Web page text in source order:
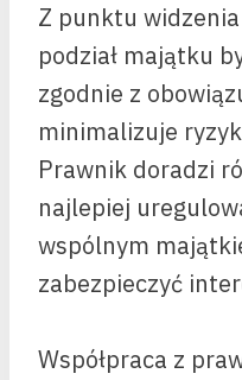
Z punktu
podział majątku
zgodnie z
minimalizuje
Prawnik doradzi
najlepiej
wspólnym
zabezpieczyć
Współpraca z